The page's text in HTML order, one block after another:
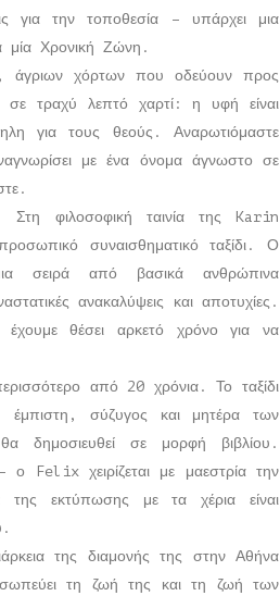
για την τοποθεσία – υπάρχει μια
μία Χρονική Ζώνη.
άγριων χόρτων που οδεύουν προς
τραχύ λεπτό χαρτί: η υφή είναι
για τους θεούς. Αναρωτιόμαστε
με ένα όνομα άγνωστο σε
Στη φιλοσοφική ταινία της Karin
συναισθηματικό ταξίδι. Ο
σειρά από βασικά ανθρώπινα
ανακαλύψεις και αποτυχίες.
έχουμε θέσει αρκετό χρόνο για να
από 20 χρόνια. Το ταξίδι
σύζυγος και μητέρα των
σε μορφή βιβλίου.
ο Felix χειρίζεται με μαεστρία την
της εκτύπωσης με τα χέρια είναι
της διαμονής της στην Αθήνα
τη ζωή της και τη ζωή των